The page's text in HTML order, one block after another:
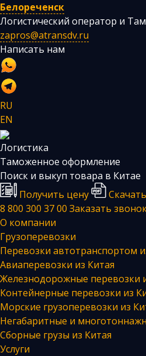
Белореченск
Логистический оператор и
zapros@atransdv.ru
Написать нам
RU
EN
Логистика
Таможенное оформление
Поиск и выкуп товара в Китае
Получить цену
8 800 300 37 00 Заказать
О компании
Грузоперевозки
Перевозки автотранспортом
Авиаперевозки из Китая
Железнодорожные перевозки
Контейнерные перевозки из
Морские грузоперевозки из
Негабаритные и
Сборные грузы из Китая
Услуги